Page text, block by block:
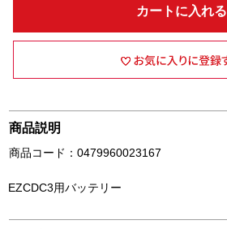
カートに入れる
商品説明
商品コード：0479960023167
EZCDC3用バッテリー